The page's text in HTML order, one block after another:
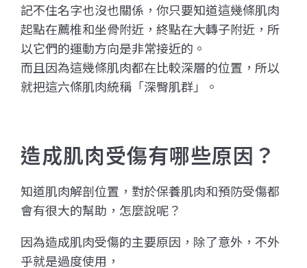
記不住名字也沒也關係，你只要知道這幾條肌肉
起點在薦椎和坐骨附近，終點在大轉子附近，所
以它們的運動方向是非常接近的。
而且因為這幾條肌肉都在比較深層的位置，所以
就把這六條肌肉統稱「深臀肌群」。
造成肌肉受傷有哪些原因？
知道肌肉解剖位置，對於保養肌肉和預防受傷都
會有很大的幫助，怎麼說呢？
因為造成肌肉受傷的主要原因，除了意外，不外
乎就是過度使用，